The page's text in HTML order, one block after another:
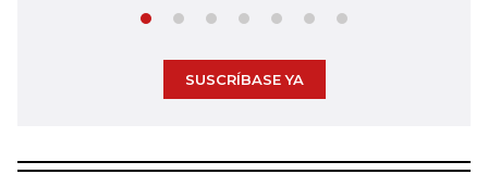
SUSCRÍBASE YA